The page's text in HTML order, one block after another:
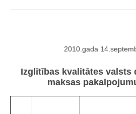
2010.gada
Izglītības kvalitātes valsts
maksas